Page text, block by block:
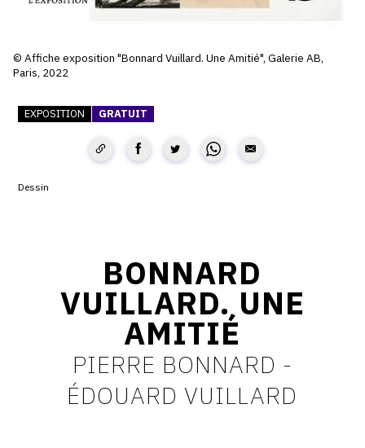
À PROPOS
L'ÉQUIPE OAM
À PROPOS D'OAM
SUIVEZ-NOUS
INSTAGRAM
FACEBOOK
TWITTER
© Affiche exposition "Bonnard Vuillard. Une Amitié", Galerie AB,
Paris, 2022
EXPOSITION GRATUIT
Dessin
BONNARD
VUILLARD. UNE
AMITIÉ
PIERRE BONNARD -
ÉDOUARD VUILLARD